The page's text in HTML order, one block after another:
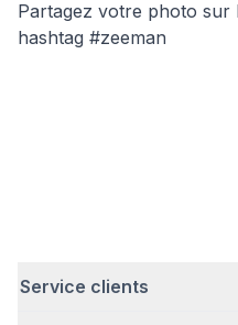
Partagez votre photo sur
hashtag #zeeman
Service clients